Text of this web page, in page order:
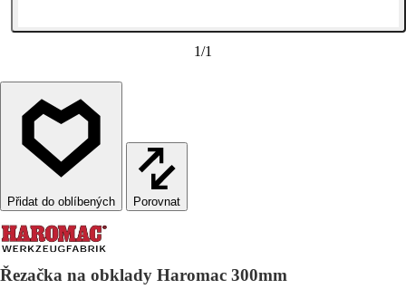
1/1
Porovnat
Řezačka na obklady Haromac 300mm